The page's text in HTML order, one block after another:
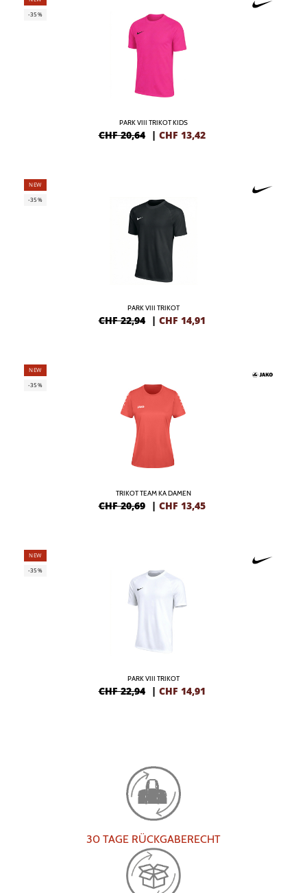
-35%
PARK VIII TRIKOT KIDS
CHF 20,64 | CHF 13,42
NEW
-35%
PARK VIII TRIKOT
CHF 22,94 | CHF 14,91
NEW
-35%
TRIKOT TEAM KA DAMEN
CHF 20,69 | CHF 13,45
NEW
-35%
PARK VIII TRIKOT
CHF 22,94 | CHF 14,91
30 TAGE RÜCKGABERECHT